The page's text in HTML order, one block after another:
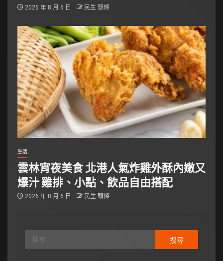
2026 年 8 月 6 日 民生 頭條
生活
雲林宵夜美食 北港人氣炸雞外酥內嫩又
爆汁 雞排、小點、飲品自由搭配
2026 年 8 月 6 日 民生 頭條